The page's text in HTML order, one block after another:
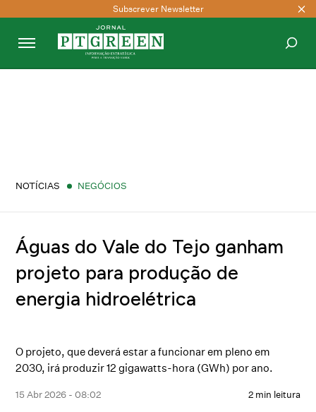
Subscrever Newsletter
NOTÍCIAS NEGÓCIOS
Águas do Vale do Tejo ganham
projeto para produção de
energia hidroelétrica
O projeto, que deverá estar a funcionar em pleno em
2030, irá produzir 12 gigawatts-hora (GWh) por ano.
15 Abr 2026 - 08:02 2 min leitura